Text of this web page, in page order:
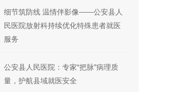
细节筑防线 温情伴影像——公安县人
民医院放射科持续优化特殊患者就医
服务
公安县人民医院：专家“把脉”病理质
量，护航县域就医安全